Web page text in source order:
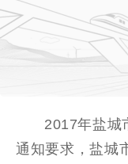
2017年盐城
通知要求，盐城